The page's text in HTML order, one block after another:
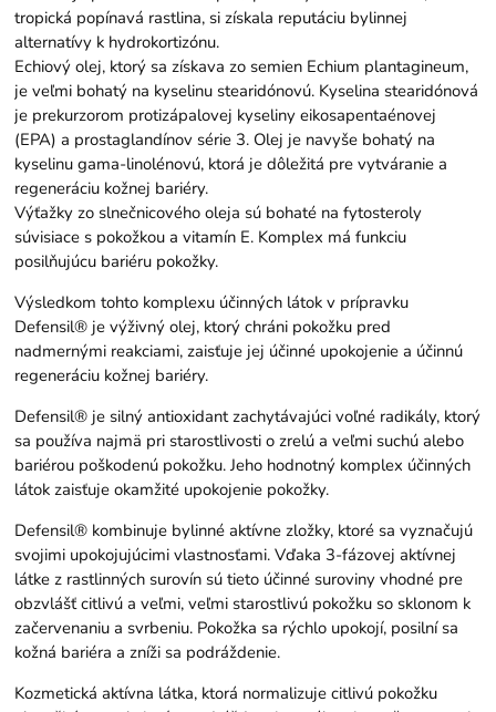
tropická popínavá rastlina, si získala reputáciu bylinnej
alternatívy k hydrokortizónu.
Echiový olej, ktorý sa získava zo semien Echium plantagineum,
je veľmi bohatý na kyselinu stearidónovú. Kyselina stearidónová
je prekurzorom protizápalovej kyseliny eikosapentaénovej
(EPA) a prostaglandínov série 3. Olej je navyše bohatý na
kyselinu gama-linolénovú, ktorá je dôležitá pre vytváranie a
regeneráciu kožnej bariéry.
Výťažky zo slnečnicového oleja sú bohaté na fytosteroly
súvisiace s pokožkou a vitamín E. Komplex má funkciu
posilňujúcu bariéru pokožky.
Výsledkom tohto komplexu účinných látok v prípravku
Defensil® je výživný olej, ktorý chráni pokožku pred
nadmernými reakciami, zaisťuje jej účinné upokojenie a účinnú
regeneráciu kožnej bariéry.
Defensil® je silný antioxidant zachytávajúci voľné radikály, ktorý
sa používa najmä pri starostlivosti o zrelú a veľmi suchú alebo
bariérou poškodenú pokožku. Jeho hodnotný komplex účinných
látok zaisťuje okamžité upokojenie pokožky.
Defensil® kombinuje bylinné aktívne zložky, ktoré sa vyznačujú
svojimi upokojujúcimi vlastnosťami. Vďaka 3-fázovej aktívnej
látke z rastlinných surovín sú tieto účinné suroviny vhodné pre
obzvlášť citlivú a veľmi, veľmi starostlivú pokožku so sklonom k ​​
začervenaniu a svrbeniu. Pokožka sa rýchlo upokojí, posilní sa
kožná bariéra a zníži sa podráždenie.
Kozmetická aktívna látka, ktorá normalizuje citlivú pokožku